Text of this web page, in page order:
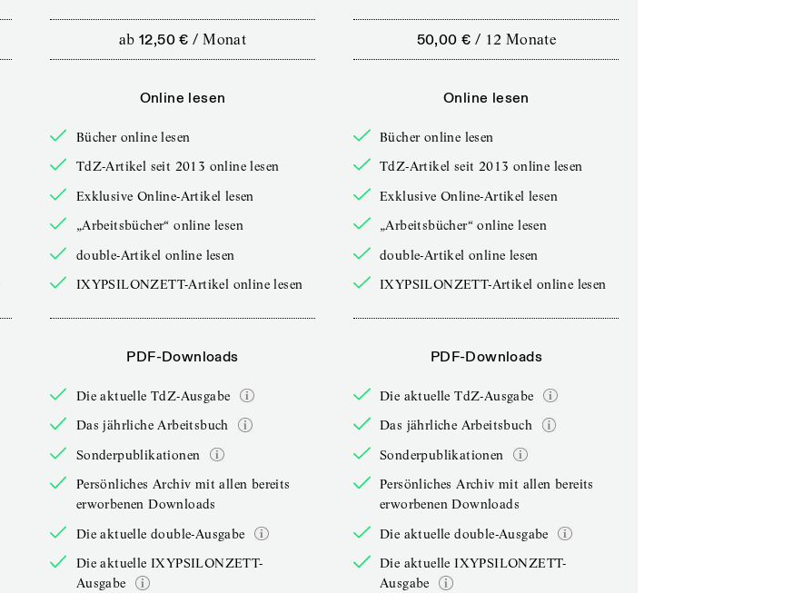
ab 12,50 € /Monat
Online lesen
Bücher online lesen
TdZ-Artikel seit 2013 online lesen
Exklusive Online-Artikel lesen
„Arbeitsbücher“ online lesen
double-Artikel online lesen
IXYPSILONZETT-Artikel online lesen
PDF-Downloads
Die aktuelle TdZ-Ausgabe
Das jährliche Arbeitsbuch
Sonderpublikationen
Persönliches Archiv mit allen bereits
erworbenen Downloads
Die aktuelle double-Ausgabe
Die aktuelle IXYPSILONZETT-
Ausgabe
50,00 € / 12 Monate
Online lesen
Bücher online lesen
TdZ-Artikel seit 2013 online lesen
Exklusive Online-Artikel lesen
„Arbeitsbücher“ online lesen
double-Artikel online lesen
IXYPSILONZETT-Artikel online lesen
PDF-Downloads
Die aktuelle TdZ-Ausgabe
Das jährliche Arbeitsbuch
Sonderpublikationen
Persönliches Archiv mit allen bereits
erworbenen Downloads
Die aktuelle double-Ausgabe
Die aktuelle IXYPSILONZETT-
Ausgabe